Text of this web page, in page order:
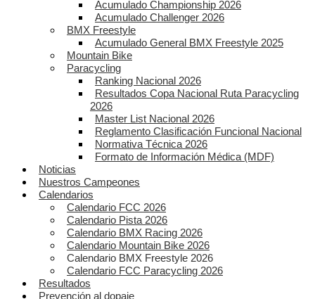
Acumulado Championship 2026
Acumulado Challenger 2026
BMX Freestyle
Acumulado General BMX Freestyle 2025
Mountain Bike
Paracycling
Ranking Nacional 2026
Resultados Copa Nacional Ruta Paracycling
2026
Master List Nacional 2026
Reglamento Clasificación Funcional Nacional
Normativa Técnica 2026
Formato de Información Médica (MDF)
Noticias
Nuestros Campeones
Calendarios
Calendario FCC 2026
Calendario Pista 2026
Calendario BMX Racing 2026
Calendario Mountain Bike 2026
Calendario BMX Freestyle 2026
Calendario FCC Paracycling 2026
Resultados
Prevención al dopaje